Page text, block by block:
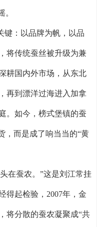
。
：以品牌为帆，以品
将传统蚕丝被升级为兼
耕国内外市场，从东北
再到漂洋过海进入加拿
。如今，榜式堡镇的蚕
，而是成了响当当的“黄
在蚕农。”这是刘江常挂
得起检验， 2007年，金
将分散的蚕农凝聚成“共